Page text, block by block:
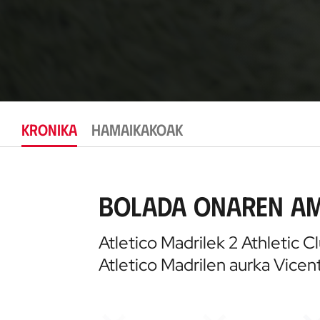
KRONIKA HAMAIKAKOAK
Bolada onaren
Atletico Madrilek 2 Athletic
Atletico Madrilen aurka